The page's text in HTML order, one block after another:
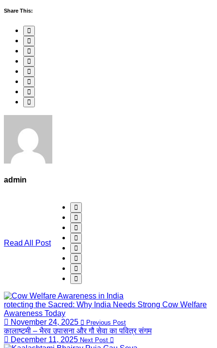
Share This:
admin
Read All Post
rotecting the Sacred: Why India Needs Strong Cow Welfare
Awareness Today
November 24, 2025
Previous Post
कालाष्टमी – भैरव उपासना और गौ सेवा का पवित्र संगम
December 11, 2025 Next Post